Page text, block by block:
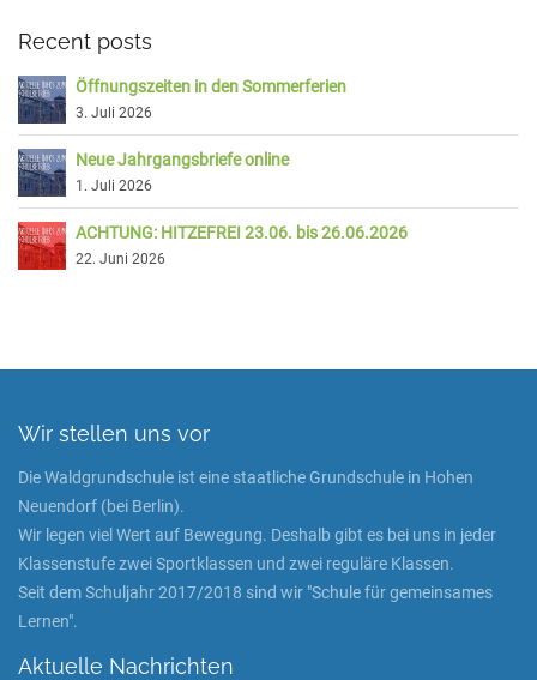
Recent posts
Öffnungszeiten in den Sommerferien
3. Juli 2026
Neue Jahrgangsbriefe online
1. Juli 2026
ACHTUNG: HITZEFREI 23.06. bis 26.06.2026
22. Juni 2026
Wir stellen uns vor
Die Waldgrundschule ist eine staatliche Grundschule in Hohen
Neuendorf (bei Berlin).
Wir legen viel Wert auf Bewegung. Deshalb gibt es bei uns in jeder
Klassenstufe zwei Sportklassen und zwei reguläre Klassen.
Seit dem Schuljahr 2017/2018 sind wir "Schule für gemeinsames
Lernen".
Aktuelle Nachrichten